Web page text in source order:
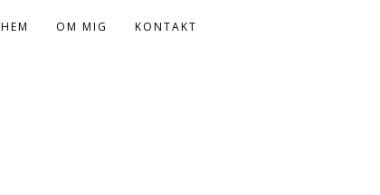
HEM OM MIG KONTAKT